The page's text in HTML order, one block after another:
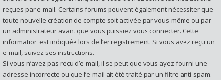
reçues par e-mail. Certains forums peuvent également nécessiter que
toute nouvelle création de compte soit activée par vous-même ou par
un administrateur avant que vous puissiez vous connecter. Cette
information est indiquée lors de l’enregistrement. Si vous avez reçu un
e-mail, suivez ses instructions.
Si vous n’avez pas reçu d’e-mail, il se peut que vous ayez fourni une
adresse incorrecte ou que l’e-mail ait été traité par un filtre anti-spam.